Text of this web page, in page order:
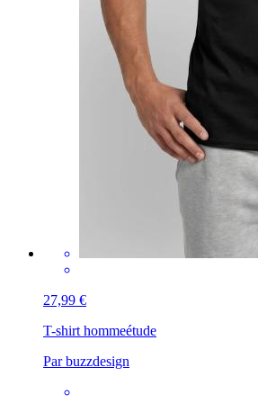
27,99 €
T-shirt hommeétude
Par buzzdesign